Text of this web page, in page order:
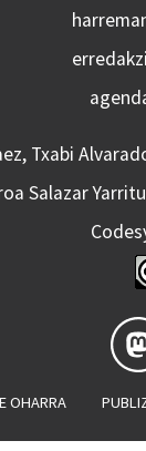
Txabi
Salazar
OHARRA